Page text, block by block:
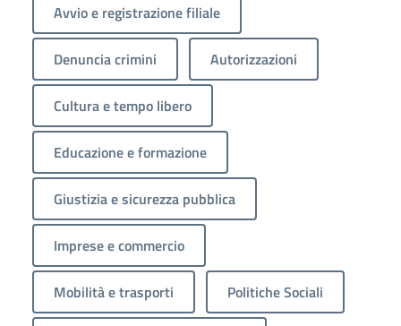
Avvio e registrazione filiale
Denuncia crimini Autorizzazioni
Cultura e tempo libero
Educazione e formazione
Giustizia e sicurezza pubblica
Imprese e commercio
Mobilità e trasporti Politiche Sociali